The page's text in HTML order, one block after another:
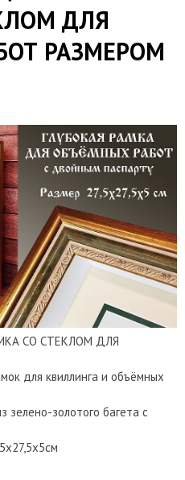
ДЛЯ
РАЗМЕРОМ
СО СТЕКЛОМ ДЛЯ
для квиллинга и объёмных
золотого багета с